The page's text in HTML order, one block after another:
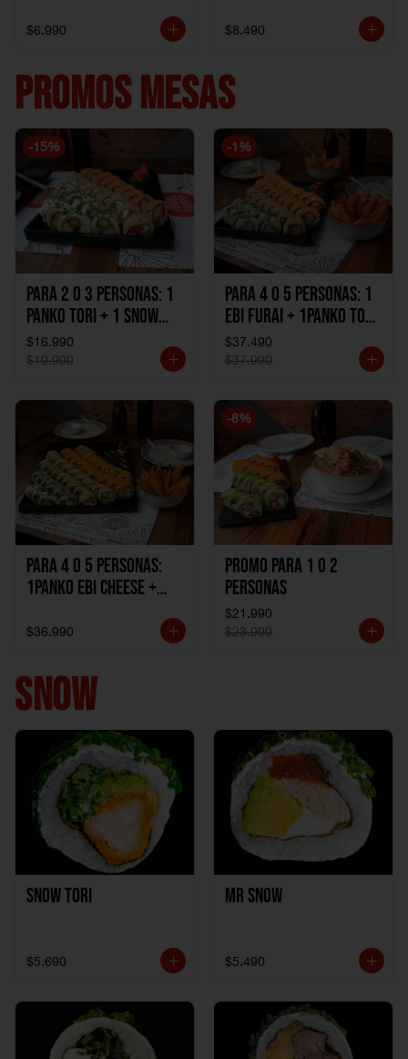
$6.990 $8.490
PROMOS MESAS
-15%
Para 2 o 3 personas: 1
Panko Tori + 1 Snow
Ebi Cheese + 1
California Sake Cheese
$16.990
$19.990
-1 %
Para 4 o 5 personas: 1
Ebi Furai + 1Panko Tori
+ 1Snow Kani +
1California Sake +
1Katzu de Camaron
$37.490
$37.990
Para 4 o 5 personas:
1Panko Ebi Cheese +
Sake + 1Avocado Beto
1Katzu de Pollo
$36.990
-8%
Promo Para 1 o 2
personas
$21.990
$23.990
SNOW
Snow Tori
$5.690
Mr Snow
$5.490